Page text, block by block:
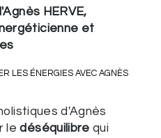
HERVE,
et
LES ÉNERGIES AVEC AGNÈS
d'Agnès
ledéséquilibre qui